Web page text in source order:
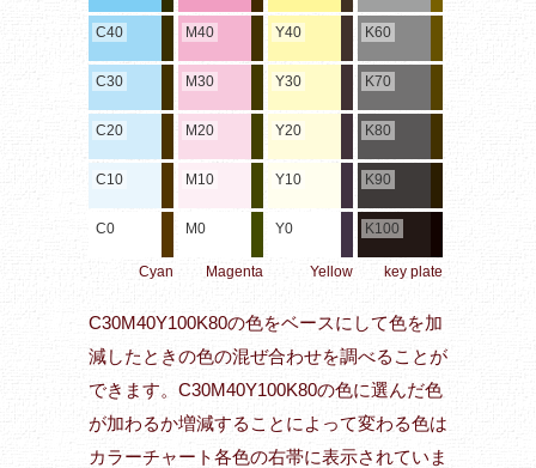
C40
C30
C20
C10
C0
Cyan
M40
M30
M20
M10
M0
Magenta
Y40
Y30
Y20
Y10
Y0
Yellow
K60
K70
K80
K90
K100
key plate
C30M40Y100K80の色をベースにして色を加
減したときの色の混ぜ合わせを調べることが
できます。C30M40Y100K80の色に選んだ色
が加わるか増減することによって変わる色は
カラーチャート各色の右帯に表示されていま